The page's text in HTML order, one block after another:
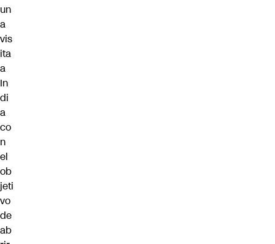
un
a
vis
ita
a
In
di
a
co
n
el
ob
jeti
vo
de
ab